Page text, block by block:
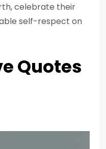
celebrate their
self-respect on
Quotes